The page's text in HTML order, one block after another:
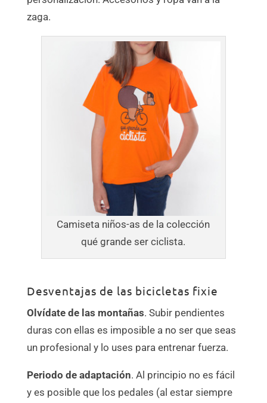
zaga.
Camiseta niños-as de la colección
qué grande ser ciclista.
Desventajas de las bicicletas fixie
Olvídate de las montañas. Subir pendientes
duras con ellas es imposible a no ser que seas
un profesional y lo uses para entrenar fuerza.
Periodo de adaptación. Al principio no es fácil
y es posible que los pedales (al estar siempre